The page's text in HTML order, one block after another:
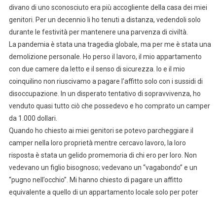
divano di uno sconosciuto era più accogliente della casa dei miei
genitori. Per un decennio li ho tenuti a distanza, vedendoli solo
durante le festività per mantenere una parvenza di civiltà.
La pandemia è stata una tragedia globale, ma per me è stata una
demolizione personale. Ho perso il lavoro, il mio appartamento
con due camere da letto e il senso di sicurezza. Io e il mio
coinquilino non riuscivamo a pagare l’affitto solo con i sussidi di
disoccupazione. In un disperato tentativo di sopravvivenza, ho
venduto quasi tutto ciò che possedevo e ho comprato un camper
da 1.000 dollari.
Quando ho chiesto ai miei genitori se potevo parcheggiare il
camper nella loro proprietà mentre cercavo lavoro, la loro
risposta è stata un gelido promemoria di chi ero per loro. Non
vedevano un figlio bisognoso; vedevano un “vagabondo” e un
“pugno nell’occhio”. Mi hanno chiesto di pagare un affitto
equivalente a quello di un appartamento locale solo per poter